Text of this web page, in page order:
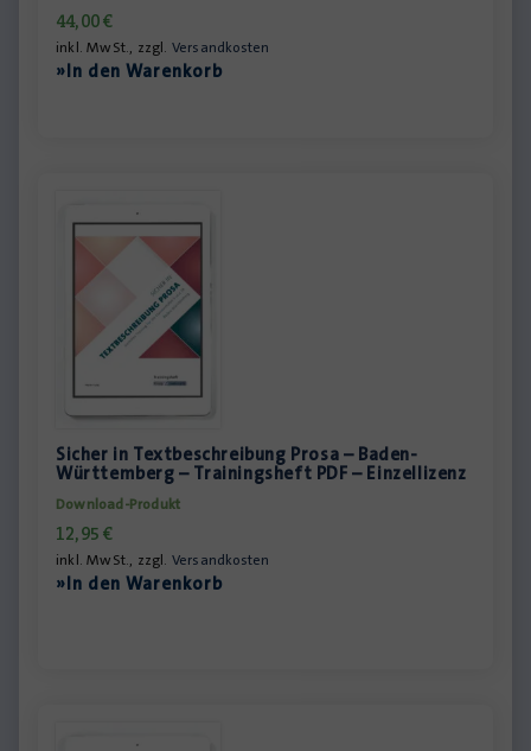
44,00€
inkl. MwSt., zzgl. Versandkosten
»In den Warenkorb
Sicher in Textbeschreibung Prosa – Baden-
Württemberg – Trainingsheft PDF – Einzellizenz
Download-Produkt
12,95€
inkl. MwSt., zzgl. Versandkosten
»In den Warenkorb